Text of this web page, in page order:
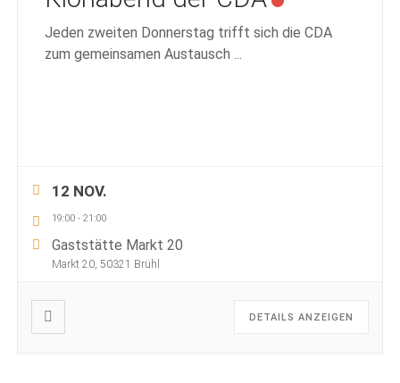
Jeden zweiten Donnerstag trifft sich die CDA
zum gemeinsamen Austausch...
12 NOV.
19:00 -21:00
Gaststätte Markt 20
Markt 20, 50321 Brühl
DETAILS ANZEIGEN